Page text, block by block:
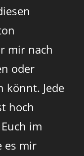
mir nach
oder
könnt. Jede
hoch
im
es mir